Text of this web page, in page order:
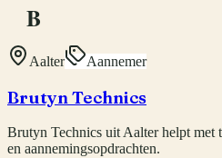
B
Aalter Aannemer
Brutyn Technics
Brutyn Technics uit Aalter helpt met
en aannemingsopdrachten.